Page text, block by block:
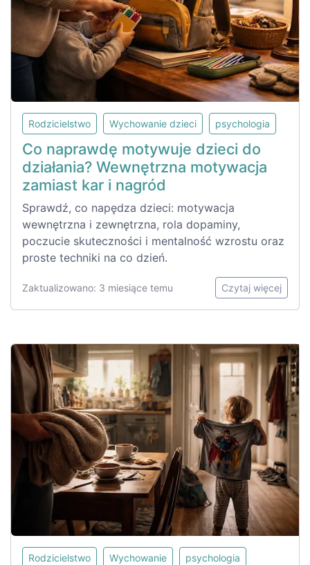
Rodzicielstwo Wychowanie dzieci psychologia
Co naprawdę motywuje dzieci do
działania? Wewnętrzna motywacja
zamiast kar i nagród
Sprawdź, co napędza dzieci: motywacja
wewnętrzna i zewnętrzna, rola dopaminy,
poczucie skuteczności i mentalność wzrostu oraz
proste techniki na co dzień.
Zaktualizowano: 3 miesiące temu Czytaj więcej
Rodzicielstwo Wychowanie psychologia